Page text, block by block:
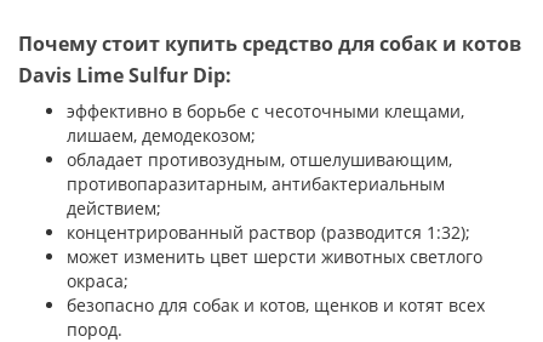
Почему стоит купить средство для собак и котов
Davis Lime Sulfur Dip:
эффективно в борьбе с чесоточными клещами,
лишаем, демодекозом;
обладает противозудным, отшелушивающим,
противопаразитарным, антибактериальным
действием;
концентрированный раствор (разводится 1:32);
может изменить цвет шерсти животных светлого
окраса;
безопасно для собак и котов, щенков и котят всех
пород.